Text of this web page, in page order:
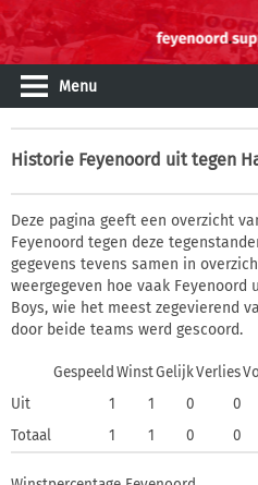
Menu
Historie Feyenoord uit tegen
Deze pagina geeft een overzicht
Feyenoord tegen deze
gegevens tevens samen in
weergegeven hoe vaak Feyenoord
Boys, wie het meest zegevierend
door beide teams werd gescoord.
Gespeeld WinstGelijkVerlies
Uit
1 1 0 0
Totaal
1 1 0 0